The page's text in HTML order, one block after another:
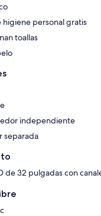
higiene personal gratis
toallas
independiente
separada
de 32 pulgadas con